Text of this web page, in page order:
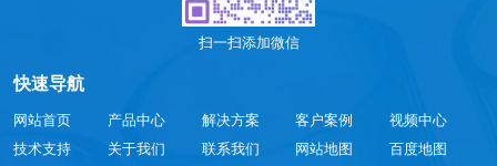
扫一扫添加微信
快速导航
网站首页 产品中心 解决方案 客户案例
视频中心
技术支持
关于我们 联系我们 网站地图 百度地图